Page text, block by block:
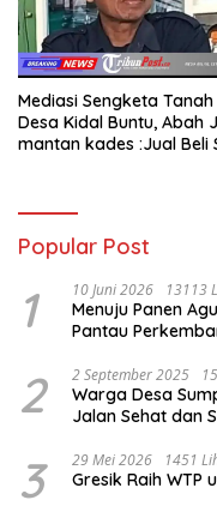
Mediasi Sengketa Tanah
Desa Kidal Buntu, Abah
mantan kades :Jual Beli
Membatalkan Hak Warga.
Popular Post
1 10 Juni 2026 13113
Menuju Panen
Pantau
2 2 September 2025
Warga Desa
Jalan Sehat dan
3 29 Mei 2026 1451
Gresik Raih WTP